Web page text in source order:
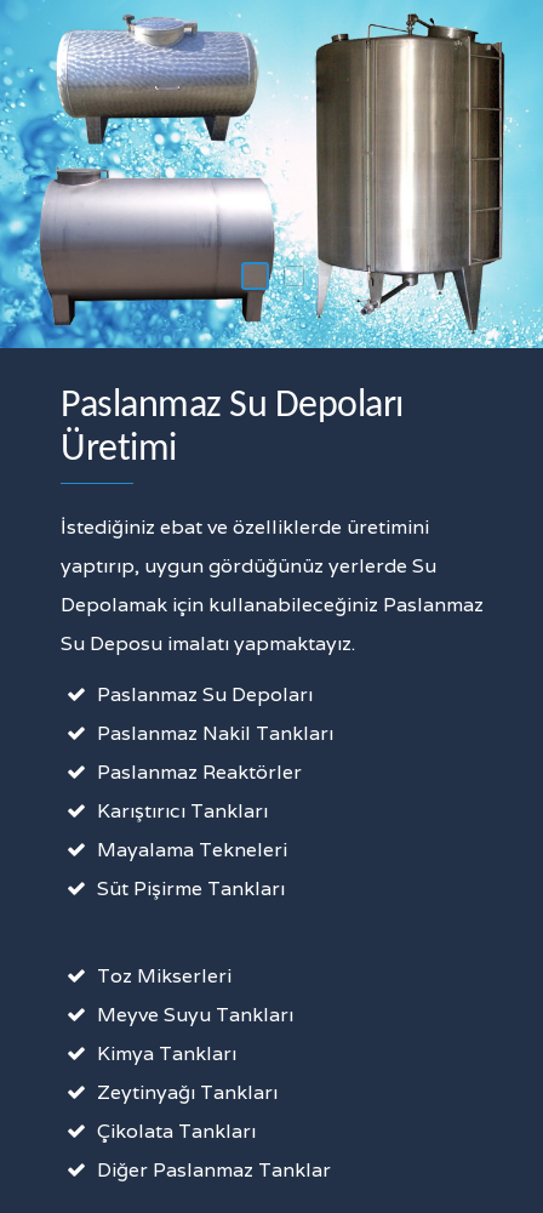
Paslanmaz Su Depoları
Üretimi
İstediğiniz ebat ve özelliklerde üretimini
yaptırıp, uygun gördüğünüz yerlerde Su
Depolamak için kullanabileceğiniz Paslanmaz
Su Deposu imalatı yapmaktayız.
Paslanmaz Su Depoları
Paslanmaz Nakil Tankları
Paslanmaz Reaktörler
Karıştırıcı Tankları
Mayalama Tekneleri
Süt Pişirme Tankları
Toz Mikserleri
Meyve Suyu Tankları
Kimya Tankları
Zeytinyağı Tankları
Çikolata Tankları
Diğer Paslanmaz Tanklar